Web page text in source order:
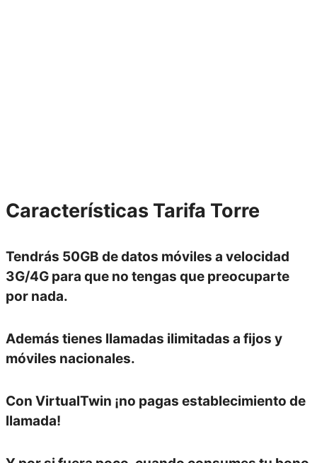
Características Tarifa Torre
Tendrás 50GB de datos móviles a velocidad
3G/4G para que no tengas que preocuparte
por nada.
Además tienes llamadas ilimitadas a fijos y
móviles nacionales.
Con VirtualTwin ¡no pagas establecimiento de
llamada!